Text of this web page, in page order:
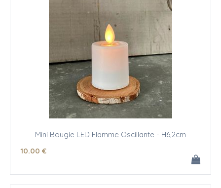
Mini Bougie LED Flamme Oscillante - H6,2cm
10.00 €